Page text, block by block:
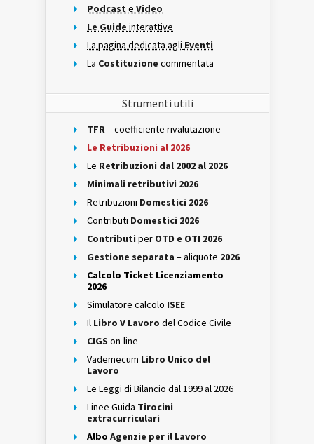
Podcast e Video
Le Guide interattive
La pagina dedicata agli Eventi
La Costituzione commentata
Strumenti utili
TFR– coefficiente rivalutazione
Le Retribuzioni al 2026
Le Retribuzioni dal 2002 al 2026
Minimali retributivi 2026
Retribuzioni Domestici 2026
Contributi Domestici 2026
Contributi per OTD e OTI 2026
Gestione separata – aliquote 2026
Calcolo Ticket Licenziamento
2026
Simulatore calcolo ISEE
Il Libro V Lavoro del Codice Civile
CIGS on-line
Vademecum Libro Unico del
Lavoro
Le Leggi di Bilancio dal 1999 al 2026
Linee Guida Tirocini
extracurriculari
Albo Agenzie per il Lavoro